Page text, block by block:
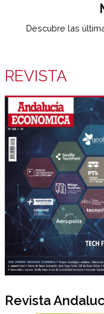
Descubre las
REVISTA
Revista